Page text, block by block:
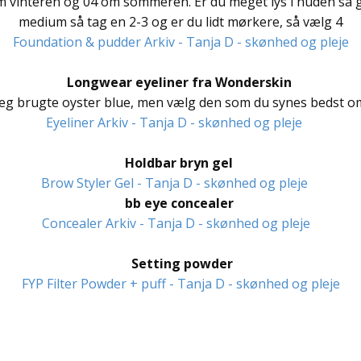
medium så tag en 2-3 og er du lidt mørkere, så vælg 4
Foundation & pudder Arkiv - Tanja D - skønhed og pleje
Longwear eyeliner fra Wonderskin
brugte oyster blue, men vælg den som du synes bedst
Eyeliner Arkiv - Tanja D - skønhed og pleje
Holdbar bryn gel
Brow Styler Gel - Tanja D - skønhed og pleje
bb eye concealer
Concealer Arkiv - Tanja D - skønhed og pleje
Setting powder
FYP Filter Powder + puff - Tanja D - skønhed og pleje